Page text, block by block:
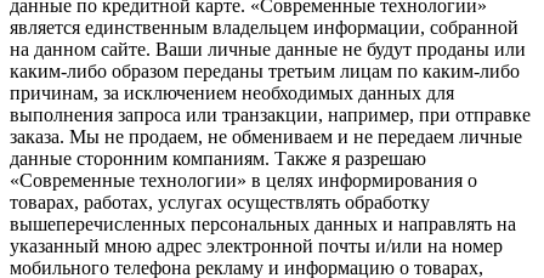
данные по кредитной карте. «Современные технологии»
является единственным владельцем информации, собранной
на данном сайте. Ваши личные данные не будут проданы или
каким-либо образом переданы третьим лицам по каким-либо
причинам, за исключением необходимых данных для
выполнения запроса или транзакции, например, при отправке
заказа. Мы не продаем, не обмениваем и не передаем личные
данные сторонним компаниям. Также я разрешаю
«Современные технологии» в целях информирования о
товарах, работах, услугах осуществлять обработку
вышеперечисленных персональных данных и направлять на
указанный мною адрес электронной почты и/или на номер
мобильного телефона рекламу и информацию о товарах,